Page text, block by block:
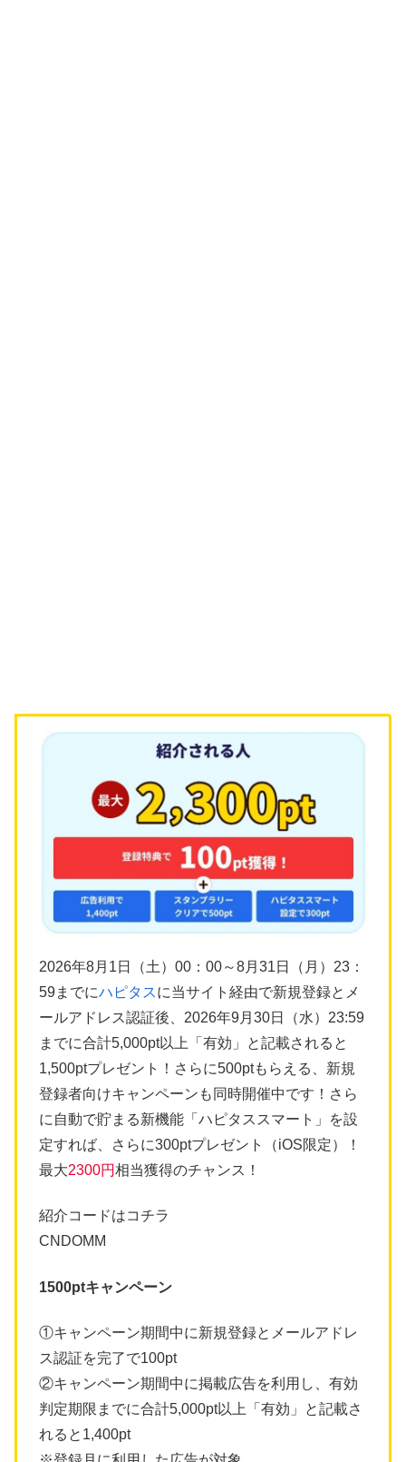
2026年8月1日（土）00：00～8月31日（月）23：
59までにハピタスに当サイト経由で新規登録とメ
ールアドレス認証後、2026年9月30日（水）23:59
までに合計5,000pt以上「有効」と記載されると
1,500ptプレゼント！さらに500ptもらえる、新規
登録者向けキャンペーンも同時開催中です！さら
に自動で貯まる新機能「ハピタススマート」を設
定すれば、さらに300ptプレゼント（iOS限定）！
最大2300円相当獲得のチャンス！
紹介コードはコチラ
CNDOMM
1500ptキャンペーン
①キャンペーン期間中に新規登録とメールアドレ
ス認証を完了で100pt
②キャンペーン期間中に掲載広告を利用し、有効
判定期限までに合計5,000pt以上「有効」と記載さ
れると1,400pt